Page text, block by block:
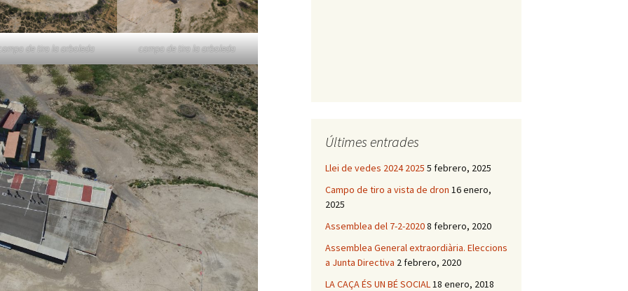
de tiro la arboleda campo de tiro la arboleda
Últimes entrades
Llei de vedes 2024 2025 5 febrero, 2025
Campo de tiro a vista de dron 16 enero,
2025
Assemblea del 7-2-20208 febrero, 2020
Assemblea General extraordiària. Eleccions
a Junta Directiva 2 febrero, 2020
LA CAÇA ÉS UN BÉ SOCIAL18 enero, 2018